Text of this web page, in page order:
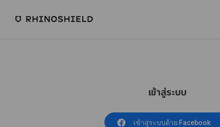
เข้าสู่ระบบ
เข้าสู่ระบบด้วย Facebook